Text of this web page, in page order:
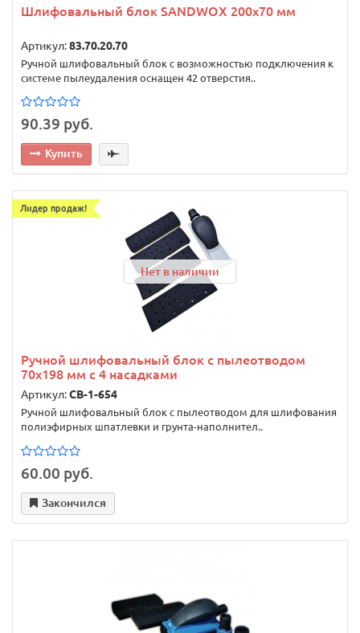
Шлифовальный блок SANDWOX 200x70 мм
Артикул:83.70.20.70
Ручной шлифовальный блок с возможностью подключения к
системе пылеудаления оснащен 42 отверстия..
90.39 руб.
Купить
Лидер продаж!
Нет в наличии
Ручной шлифовальный блок с пылеотводом
70x198 мм c 4 насадками
Артикул:CB-1-654
Ручной шлифовальный блок с пылеотводом для шлифования
полиэфирных шпатлевки и грунта-наполнител..
60.00 руб.
Закончился